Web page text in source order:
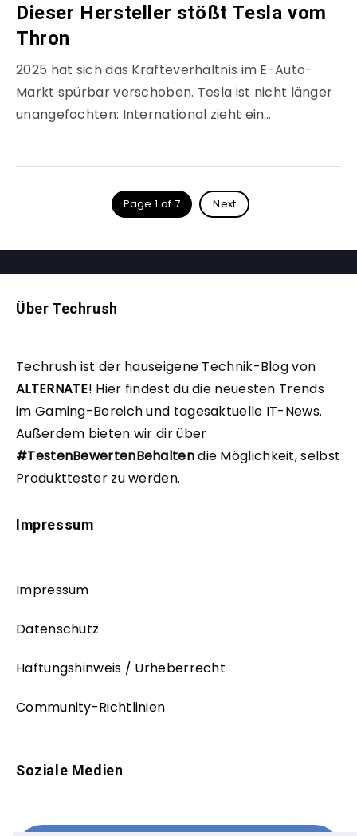
Dieser Hersteller stößt Tesla vom
Thron
2025 hat sich das Kräfteverhältnis im E-Auto-
Markt spürbar verschoben. Tesla ist nicht länger
unangefochten: International zieht ein…
Page 1 of 7 Next
Über Techrush
Techrush ist der hauseigene Technik-Blog von
ALTERNATE! Hier findest du die neuesten Trends
im Gaming-Bereich und tagesaktuelle IT-News.
Außerdem bieten wir dir über
#TestenBewertenBehaltendie Möglichkeit, selbst
Produkttester zu werden.
Impressum
Impressum
Datenschutz
Haftungshinweis / Urheberrecht
Community-Richtlinien
Soziale Medien